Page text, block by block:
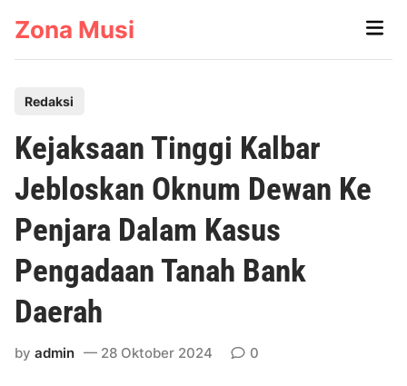
Zona Musi
Main
s
e
d
n
Redaksi
Kejaksaan Tinggi Kalbar
Jebloskan Oknum Dewan Ke
Penjara Dalam Kasus
Pengadaan Tanah Bank
Daerah
byadmin 28 Oktober 2024 0